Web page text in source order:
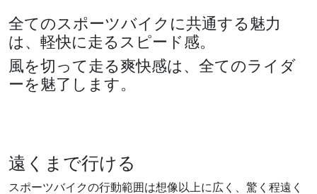
全てのスポーツバイクに共通する魅力
は、軽快に走るスピード感。
風を切って走る爽快感は、全てのライダ
ーを魅了します。
遠くまで行ける
スポーツバイクの行動範囲は想像以上に広く、驚く程遠く